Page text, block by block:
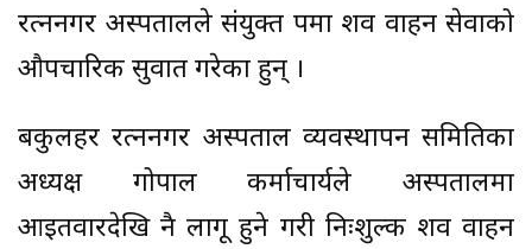
रत्ननगर अस्पतालले संयुक्त रुपमा शव वाहन सेवाको
औपचारिक सुरुवात गरेका हुन् ।
बकुलहर रत्ननगर अस्पताल व्यवस्थापन समितिका
अध्यक्ष गोपाल कर्माचार्यले अस्पतालमा
आइतवारदेखि नै लागू हुने गरी निःशुल्क शव वाहन